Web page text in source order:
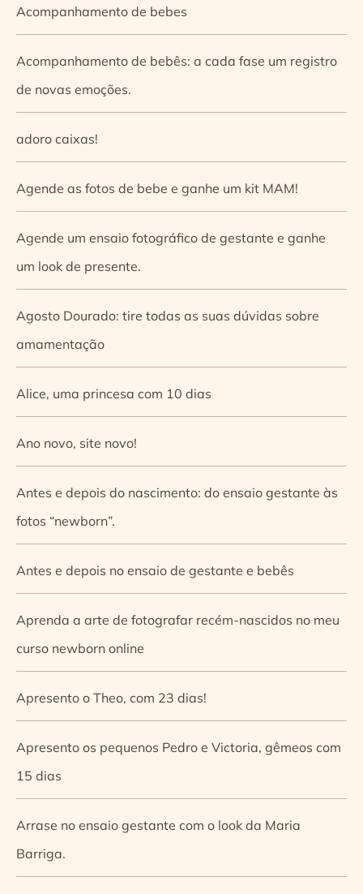
Acompanhamento de bebes
Acompanhamento de bebês: a cada fase um registro
de novas emoções.
adoro caixas!
Agende as fotos de bebe e ganhe um kit MAM!
Agende um ensaio fotográfico de gestante e ganhe
um look de presente.
Agosto Dourado: tire todas as suas dúvidas sobre
amamentação
Alice, uma princesa com 10 dias
Ano novo, site novo!
Antes e depois do nascimento: do ensaio gestante às
fotos “newborn”.
Antes e depois no ensaio de gestante e bebês
Aprenda a arte de fotografar recém-nascidos no meu
curso newborn online
Apresento o Theo, com 23 dias!
Apresento os pequenos Pedro e Victoria, gêmeos com
15 dias
Arrase no ensaio gestante com o look da Maria
Barriga.